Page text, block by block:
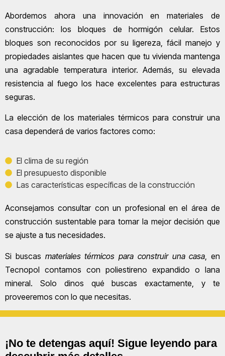
Abordemos ahora una innovación en materiales de
construcción: los bloques de hormigón celular. Estos
bloques son reconocidos por su ligereza, fácil manejo y
propiedades aislantes que hacen que tu vivienda mantenga
una agradable temperatura interior. Además, su elevada
resistencia al fuego los hace excelentes para estructuras
seguras.
La elección de los materiales térmicos para construir una
casa dependerá de varios factores como:
El clima de su región
El presupuesto disponible
Las características específicas de la construcción
Aconsejamos consultar con un profesional en el área de
construcción sustentable para tomar la mejor decisión que
se ajuste a tus necesidades.
Si buscas materiales térmicos para construir una casa , en
Tecnopol contamos con poliestireno expandido o lana
mineral. Solo dinos qué buscas exactamente, y te
proveeremos con lo que necesitas.
¡No te detengas aquí! Sigue leyendo para